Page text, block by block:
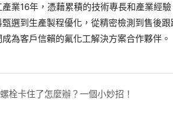
業16年，憑藉累積的技術專長和產業經
選到生產製程優化，從精密檢測到售後
為客戶信賴的氟化工解決方案合作夥伴。
栓卡住了怎麼辦？一個小妙招！